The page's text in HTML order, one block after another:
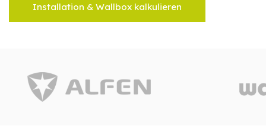
Installation & Wallbox kalkulieren